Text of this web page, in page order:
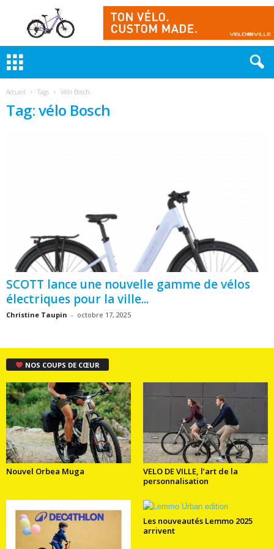
Accueil Tags Vélo Bosch
Tag: vélo Bosch
SCOTT lance une nouvelle gamme de vélos
électriques pour la ville...
Christine Taupin - octobre 17, 2025
NOS COUPS DE CŒUR
Nouvel Orbea Muga
VELO DE VILLE, l’art de la
personnalisation
Les nouveautés Lemmo 2025
arrivent